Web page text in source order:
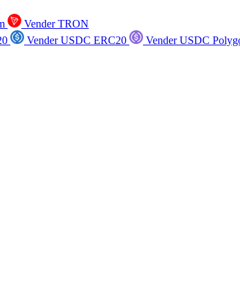
Vender TRON
Vender USDC ERC20
Vender USDC